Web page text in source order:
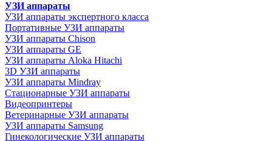
УЗИ аппараты
УЗИ аппараты экспертного класса
Портативные УЗИ аппараты
УЗИ аппараты Chison
УЗИ аппараты GE
УЗИ аппараты Aloka Hitachi
3D УЗИ аппараты
УЗИ аппараты Mindray
Стационарные УЗИ аппараты
Видеопринтеры
Ветеринарные УЗИ аппараты
УЗИ аппараты Samsung
Гинекологические УЗИ аппараты